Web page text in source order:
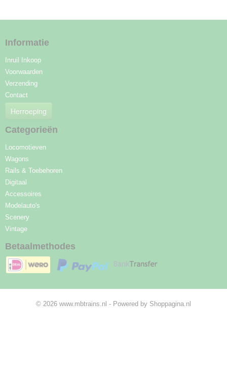
Informatie
Inruil Inkoop
Voorwaarden
Verzending
Contact
Herroeping
Categorieën
Locomotieven
Wagons
Rails & Toebehoren
Digitaal
Accessoires
Modelauto's
Scenery
Vintage
Betaalmethodes
© 2026 www.mbtrains.nl - Powered by Shoppagina.nl